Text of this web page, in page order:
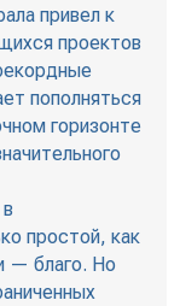
привел к
проектов
пополняться
горизонте
простой, как
— благо. Но